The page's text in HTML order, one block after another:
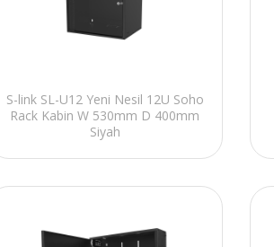
S-link SL-U12 Yeni Nesil 12U Soho
Rack Kabin W 530mm D 400mm
Siyah